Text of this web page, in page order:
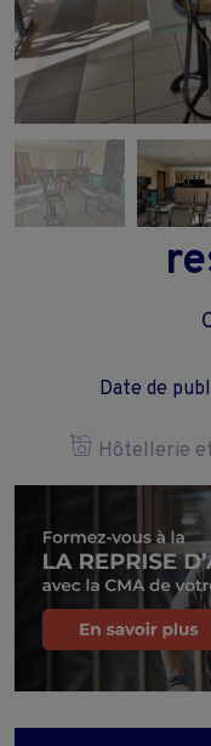
Date de
Hôtellerie